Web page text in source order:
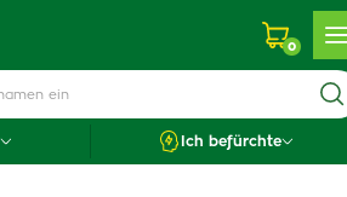
0
Ich befürchte